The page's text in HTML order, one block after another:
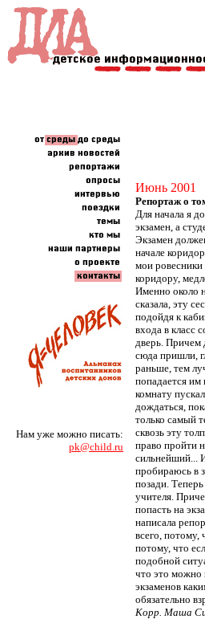
Нам уже можно писать:
pk@child.ru
Июнь 2001
Репортаж о
Для начала я
экзамен, а
Экзамен
начале
мои
коридору,
Именно около
сказала, эту
подойдя к
входа в класс
дверь. Причем
сюда пришли,
раньше, тем
попадается
комнату
дождаться,
только самый
сквозь эту
право пройти
сильнейший...
пробираюсь в
позади.
учителя.
попасть на
написала
всего, потому,
потому, что
подобной
что это можно
экзаменов
обязательно
Корр. Маша